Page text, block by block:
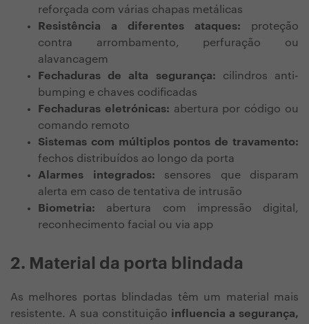
reforçada com várias chapas metálicas
Resistência a diferentes ataques: proteção
contra arrombamento, perfuração ou
alavancagem
Fechaduras de alta segurança: cilindros anti-
bumping e chaves codificadas
Fechaduras eletrónicas: abertura por código ou
comando remoto
Sistemas com múltiplos pontos de travamento:
fechos distribuídos ao longo da porta
Alarmes integrados: sensores que disparam
alerta em caso de tentativa de intrusão
Biometria: abertura com impressão digital,
reconhecimento facial ou via app
2. Material da porta blindada
As melhores portas blindadas têm um material mais
resistente. A sua constituição influencia a segurança,